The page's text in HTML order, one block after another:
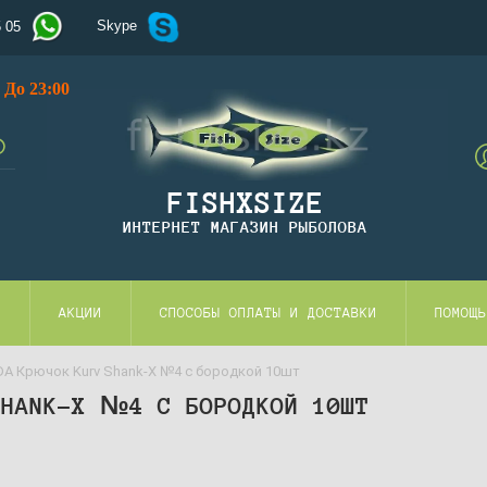
05 Skype
23:00
FISHXSIZE
ИНТЕРНЕТ МАГАЗИН РЫБОЛОВА
АКЦИИ СПОСОБЫ ОПЛАТЫ И ДОСТАВКИ
Крючок Kurv Shank-X №4 с бородкой 10шт
X №4 С БОРОДКОЙ 10ШТ